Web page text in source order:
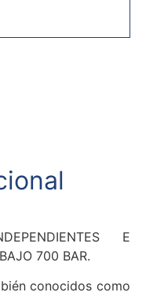
E
700 BAR.
conocidos como